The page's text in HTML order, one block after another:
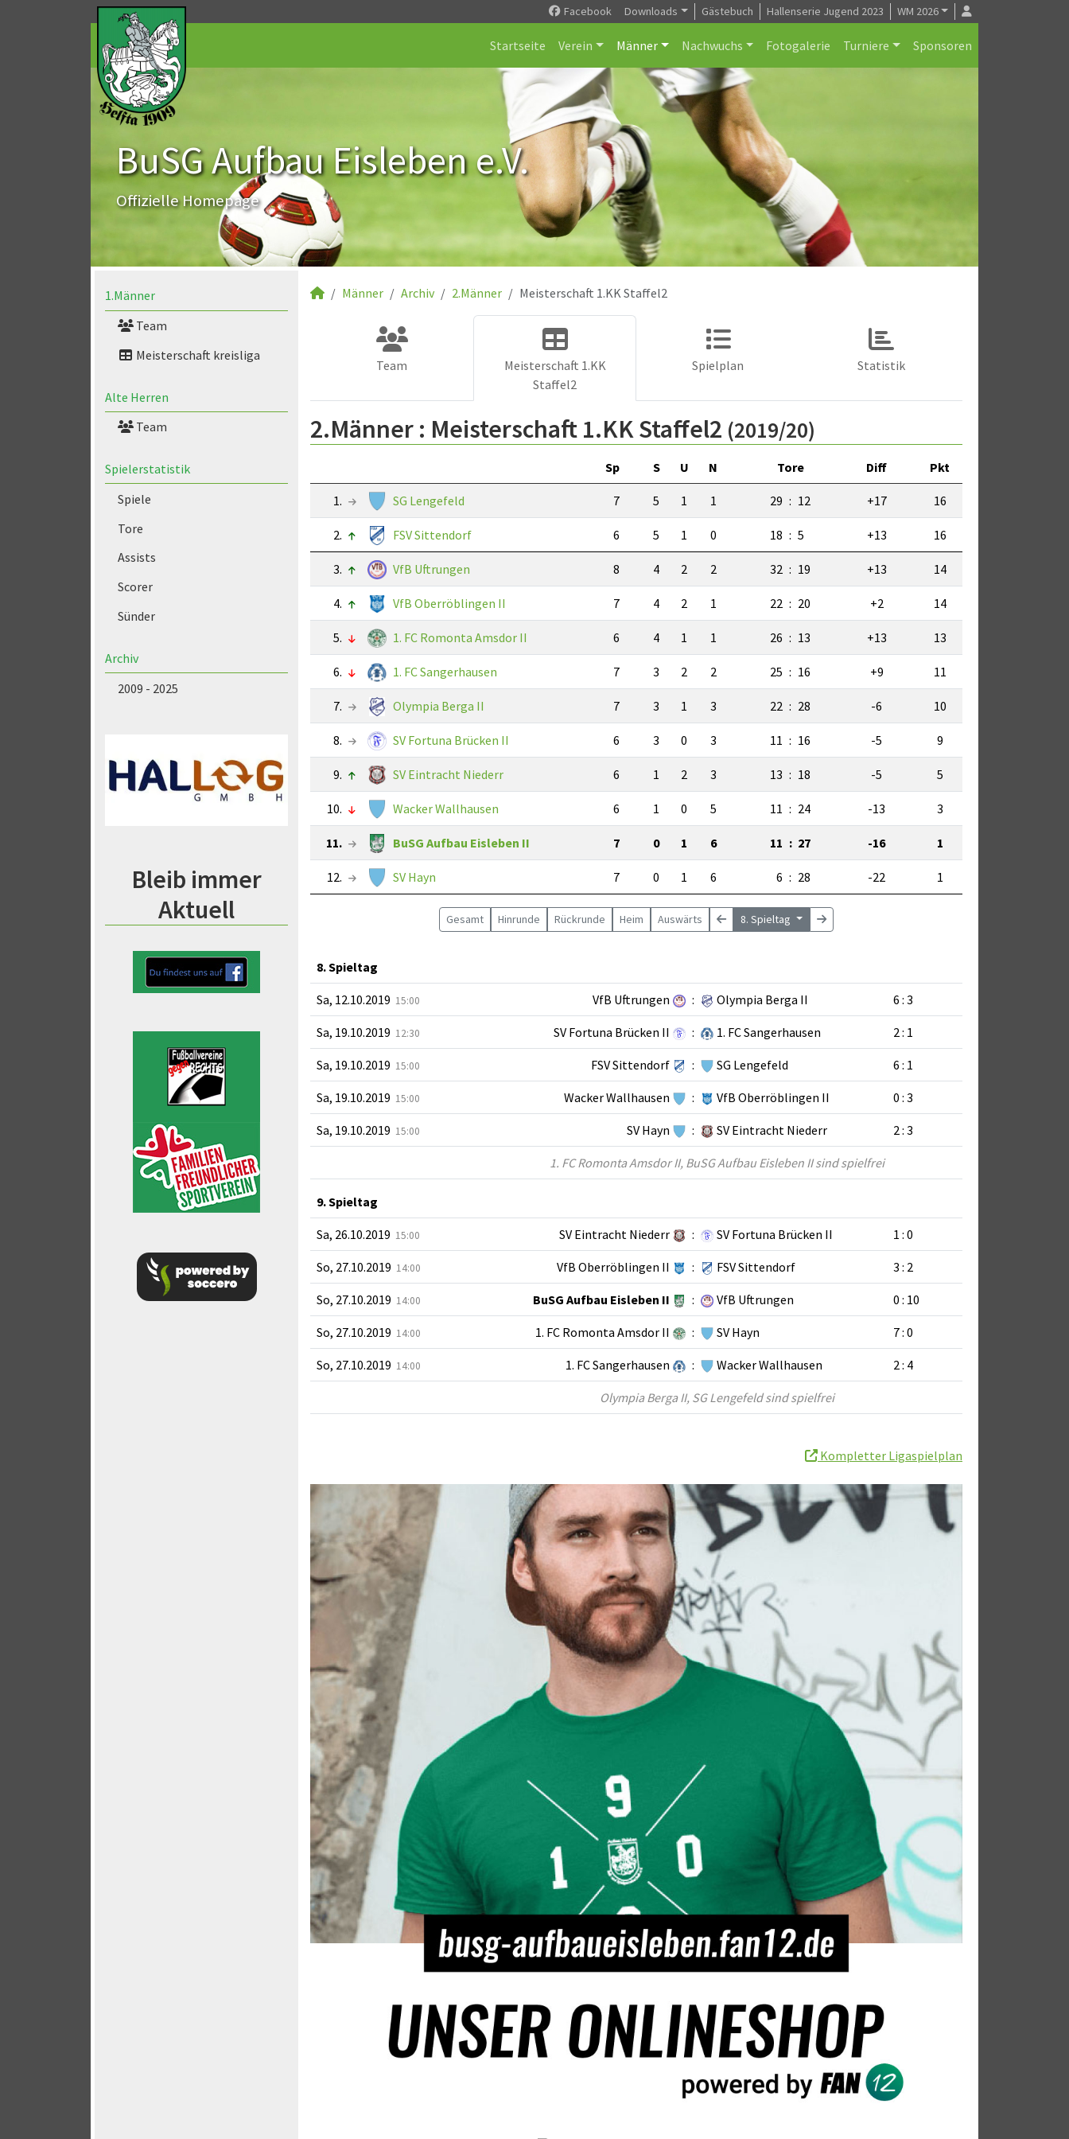
Facebook Downloads Gästebuch Hallenserie Jugend 2023 WM 2026
Startseite Verein Männer Nachwuchs Fotogalerie Turniere Sponsoren
BuSG Aufbau Eisleben e.V.
Offizielle Homepage
1.Männer
Team
Meisterschaft kreisliga
Alte Herren
Team
Spielerstatistik
Spiele
Tore
Assists
Scorer
Sünder
Archiv
2009 - 2025
Bleib immer
Aktuell
Männer Archiv 2.Männer Meisterschaft 1.KK Staffel2
Team
Meisterschaft 1.KK
Staffel2
Spielplan Statistik
2.Männer : Meisterschaft 1.KK Staffel2 (2019/20)
Sp S U N Tore Diff Pkt
1. SG Lengefeld 7 5 1 1 29 : 12 +17 16
2. FSV Sittendorf 6 5 1 0 18 : 5 +13 16
3. VfB Uftrungen 8 4 2 2 32 : 19 +13 14
4. VfB Oberröblingen II 7 4 2 1 22 : 20 +2 14
5. 1. FC Romonta Amsdor II 6 4 1 1 26 : 13 +13 13
6. 1. FC Sangerhausen 7 3 2 2 25 : 16 +9 11
7. Olympia Berga II 7 3 1 3 22 : 28 -6 10
8. SV Fortuna Brücken II 6 3 0 3 11 : 16 -5 9
9. SV Eintracht Niederr 6 1 2 3 13 : 18 -5 5
10. Wacker Wallhausen 6 1 0 5 11 : 24 -13 3
11. BuSG Aufbau Eisleben II 7 0 1 6 11 : 27 -16 1
12. SV Hayn 7 0 1 6 6 : 28 -22 1
Gesamt Hinrunde Rückrunde Heim Auswärts 8. Spieltag
8. Spieltag
Sa, 12.10.2019 15:00 VfB Uftrungen : Olympia Berga II 6 : 3
Sa, 19.10.2019 12:30 SV Fortuna Brücken II : 1. FC Sangerhausen 2 : 1
Sa, 19.10.2019 15:00 FSV Sittendorf : SG Lengefeld 6 : 1
Sa, 19.10.2019 15:00 Wacker Wallhausen : VfB Oberröblingen II 0 : 3
Sa, 19.10.2019 15:00 SV Hayn : SV Eintracht Niederr 2 : 3
1. FC Romonta Amsdor II, BuSG Aufbau Eisleben II sind spielfrei
9. Spieltag
Sa, 26.10.2019 15:00 SV Eintracht Niederr : SV Fortuna Brücken II 1 : 0
So, 27.10.2019 14:00 VfB Oberröblingen II : FSV Sittendorf 3 : 2
So, 27.10.2019 14:00 BuSG Aufbau Eisleben II : VfB Uftrungen 0 : 10
So, 27.10.2019 14:00 1. FC Romonta Amsdor II : SV Hayn 7 : 0
So, 27.10.2019 14:00 1. FC Sangerhausen : Wacker Wallhausen 2 : 4
Olympia Berga II, SG Lengefeld sind spielfrei
Kompletter Ligaspielplan